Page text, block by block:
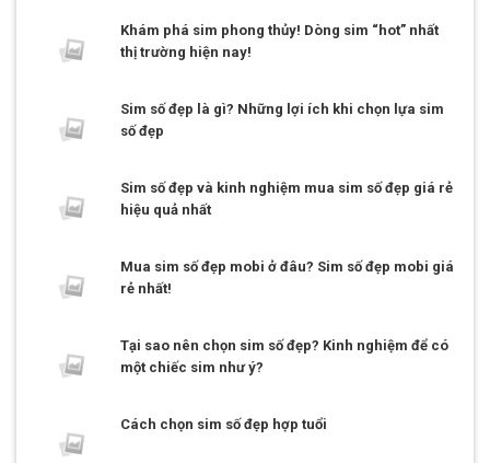
Khám phá sim phong thủy! Dòng sim “hot” nhất
thị trường hiện nay!
Sim số đẹp là gì? Những lợi ích khi chọn lựa sim
số đẹp
Sim số đẹp và kinh nghiệm mua sim số đẹp giá rẻ
hiệu quả nhất
Mua sim số đẹp mobi ở đâu? Sim số đẹp mobi giá
rẻ nhất!
Tại sao nên chọn sim số đẹp? Kinh nghiệm để có
một chiếc sim như ý?
Cách chọn sim số đẹp hợp tuổi